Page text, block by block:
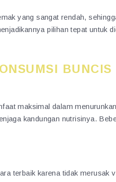
yang sangat rendah,
pilihan tepat untuk
maksimal dalam
kandungan nutrisinya.
terbaik karena tidak merusak